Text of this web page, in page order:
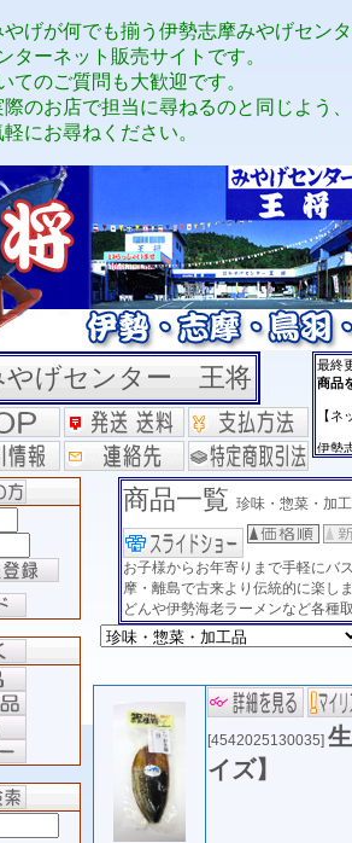
げが何でも揃う伊勢志摩みやげセンタ
ターネット販売サイトです。
てのご質問も大歓迎です。
のお店で担当に尋ねるのと同じよう、
軽にお尋ねください。
やげセンター 王将
商品一覧 珍味・惣菜・加
お子様からお年寄りまで手軽にバ
摩・離島で古来より伝統的に楽し
どんや伊勢海老ラーメンなど各種
[4542025130035]
イズ】